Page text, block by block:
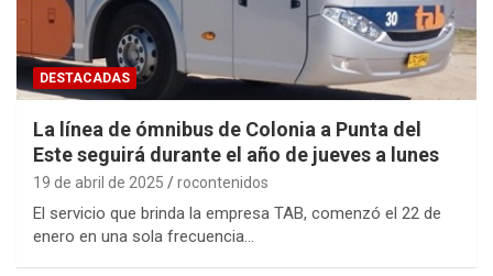
DESTACADAS
La línea de ómnibus de Colonia a Punta del
Este seguirá durante el año de jueves a lunes
19 de abril de 2025 rocontenidos
El servicio que brinda la empresa TAB, comenzó el 22 de
enero en una sola frecuencia…